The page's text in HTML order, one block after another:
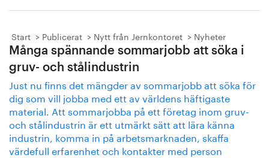
Start Publicerat Nytt från Jernkontoret Nyheter
Många spännande sommarjobb att söka i
gruv- och stålindustrin
Just nu finns det mängder av sommarjobb att söka för
dig som vill jobba med ett av världens häftigaste
material. Att sommarjobba på ett företag inom gruv-
och stålindustrin är ett utmärkt sätt att lära känna
industrin, komma in på arbetsmarknaden, skaffa
värdefull erfarenhet och kontakter med person